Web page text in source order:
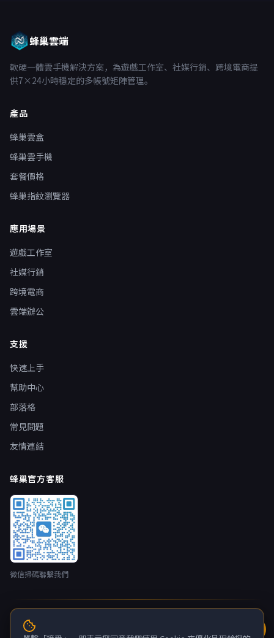
蜂巢雲端
軟硬一體雲手機解決方案，為遊戲工作室、社媒行銷、跨境電商提
供7×24小時穩定的多帳號矩陣管理。
產品
蜂巢雲盒
蜂巢雲手機
套餐價格
蜂巢指紋瀏覽器
應用場景
遊戲工作室
社媒行銷
跨境電商
雲端辦公
支援
快速上手
幫助中心
部落格
常見問題
友情連結
蜂巢官方客服
微信掃碼聯繫我們
© 2026 蜂巢雲端 nestbox.top · 開發者：廣州蛂俠網路技術有限